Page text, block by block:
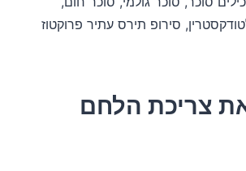
סירופ תירס עתיר פרוקטוז
את צריכת הלחם